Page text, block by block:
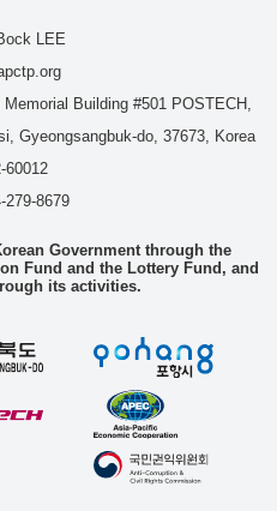
LEE
Memorial Building #501 POSTECH,
Gyeongsangbuk-do, 37673, Korea
60012
279-8679
Government through the
Fund and the Lottery Fund, and
its activities.